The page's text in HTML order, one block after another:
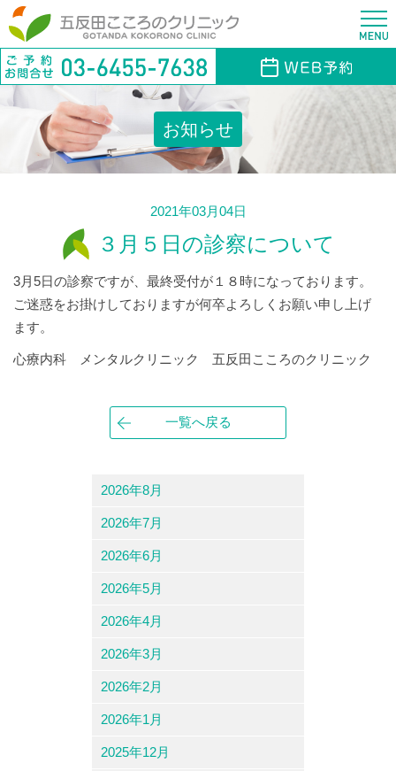
お知らせ
2021年03月04日
３月５日の診察について
3月5日の診察ですが、最終受付が１８時になっております。
ご迷惑をお掛けしておりますが何卒よろしくお願い申し上げ
ます。
心療内科 メンタルクリニック 五反田こころのクリニック
一覧へ戻る
2026年8月
2026年7月
2026年6月
2026年5月
2026年4月
2026年3月
2026年2月
2026年1月
2025年12月